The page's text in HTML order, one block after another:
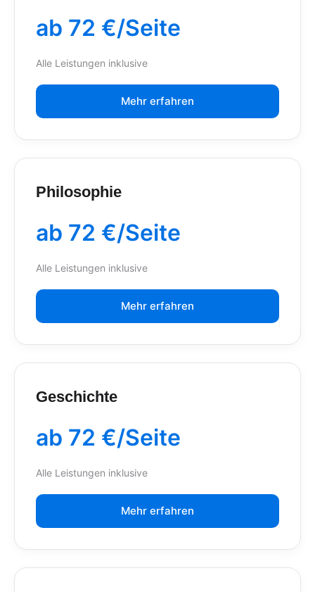
ab 72 €/Seite
Alle Leistungen inklusive
Mehr erfahren
Philosophie
ab 72 €/Seite
Alle Leistungen inklusive
Mehr erfahren
Geschichte
ab 72 €/Seite
Alle Leistungen inklusive
Mehr erfahren